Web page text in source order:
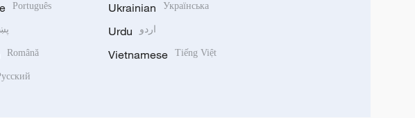
Português
Română
Ukrainian Українська
Urdu اردو
Vietnamese Tiếng Việt